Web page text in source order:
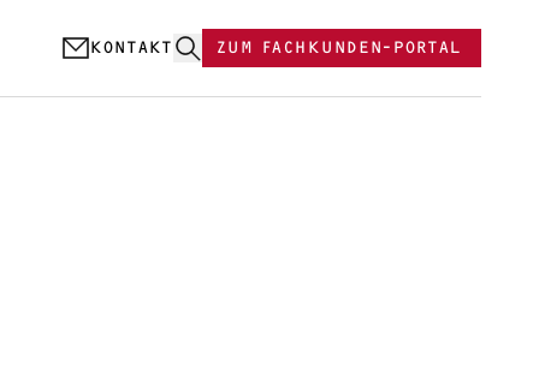
KONTAKT
ZUM FACHKUNDEN-PORTAL